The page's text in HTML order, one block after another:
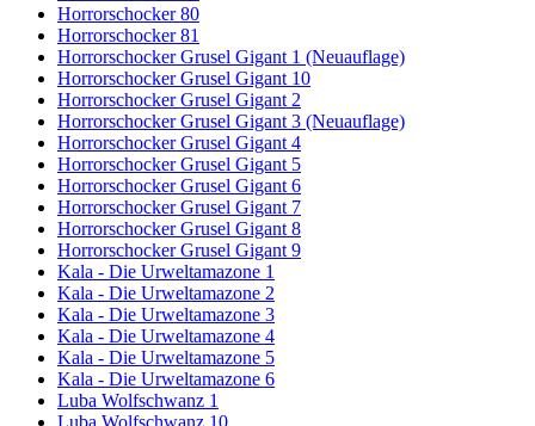
Horrorschocker 80
Horrorschocker 81
Horrorschocker Grusel Gigant 1 (Neuauflage)
Horrorschocker Grusel Gigant 10
Horrorschocker Grusel Gigant 2
Horrorschocker Grusel Gigant 3 (Neuauflage)
Horrorschocker Grusel Gigant 4
Horrorschocker Grusel Gigant 5
Horrorschocker Grusel Gigant 6
Horrorschocker Grusel Gigant 7
Horrorschocker Grusel Gigant 8
Horrorschocker Grusel Gigant 9
Kala - Die Urweltamazone 1
Kala - Die Urweltamazone 2
Kala - Die Urweltamazone 3
Kala - Die Urweltamazone 4
Kala - Die Urweltamazone 5
Kala - Die Urweltamazone 6
Luba Wolfschwanz 1
Luba Wolfschwanz 10